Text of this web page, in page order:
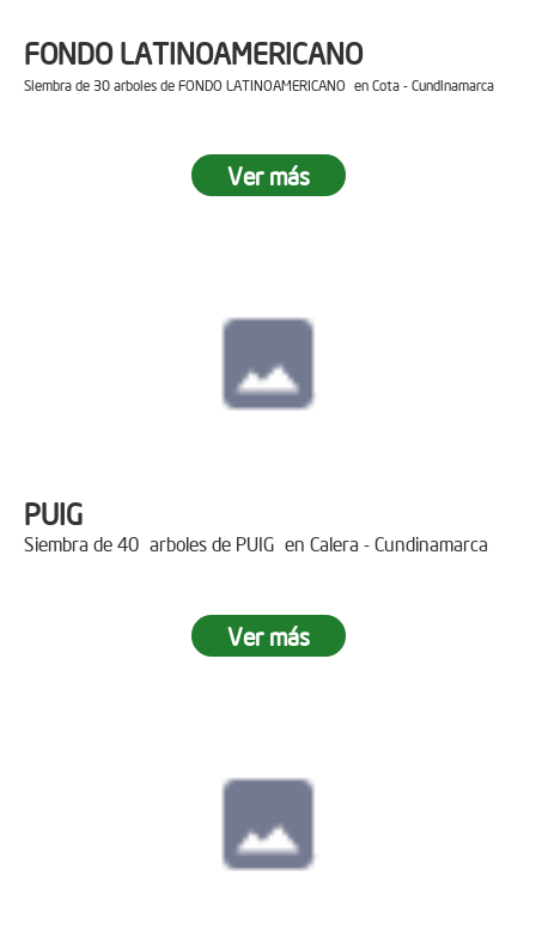
FONDO LATINOAMERICANO
Siembra de 30 arboles de FONDO LATINOAMERICANO en Cota - Cundinamarca
Ver más
PUIG
Siembra de 40 arboles de PUIG en Calera - Cundinamarca
Ver más